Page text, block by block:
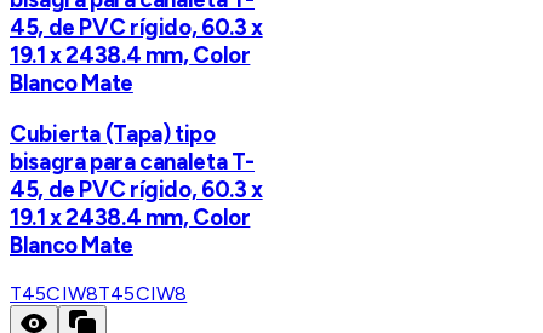
45, de PVC rígido, 60.3 x
19.1 x 2438.4 mm, Color
Blanco Mate
Cubierta (Tapa) tipo
bisagra para canaleta T-
45, de PVC rígido, 60.3 x
19.1 x 2438.4 mm, Color
Blanco Mate
T45CIW8T45CIW8